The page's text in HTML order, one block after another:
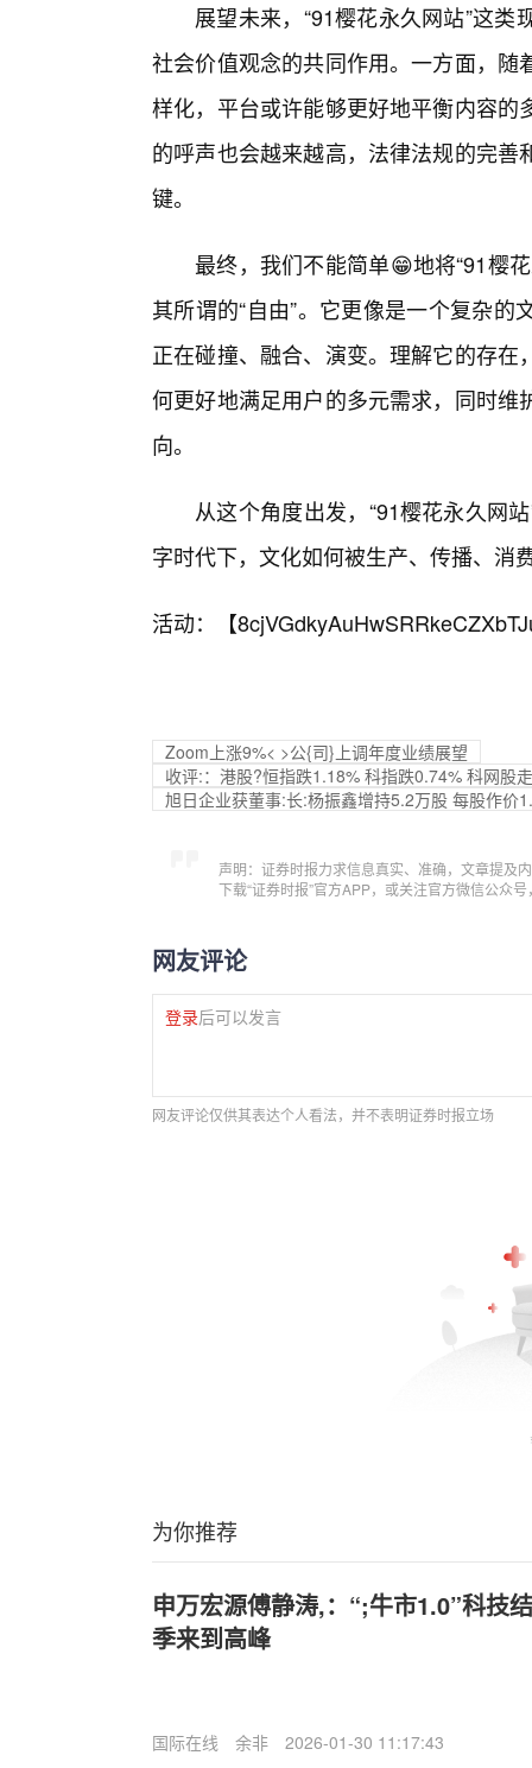
展望未来，“91樱花永久网站”这
社会价值观念的共同作用。一方面，
样化，平台或许能够更好地平衡内容
的呼声也会越来越高，法律法规的完
键。
最终，我们不能简单😁地将“91樱
其所谓的“自由”。它更像是一个复杂
正在碰撞、融合、演变。理解它的存
何更好地满足用户的多元需求，同时
向。
从这个角度出发，“91樱花永久网
字时代下，文化如何被生产、传播、消
活动：【
Zoom上涨9%< >公{司}上调年度业绩展望
收评:：港股?恒指跌1.18% 科指跌0.74% 科网股
旭日企业获董事:长:杨振鑫增持5.2万股 每股作价
声明：证券时报力求信息真实、准确，文章提及
下载“证券时报”官方APP，或关注官方微信公众
网友评论
登录后可以发言
网友评论仅供其表达个人看法，并不表明证券时报立场
为你推荐
申万宏源傅静涛,：“;牛市1.0”科技
季来到高峰
国际在线 余非 2026-01-30 11:17:43